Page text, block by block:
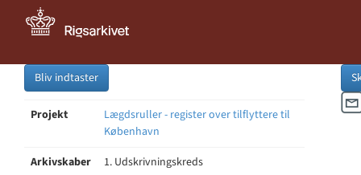
Bliv indtaster
Projekt
Lægdsruller - register over tilflyttere til
København
Arkivskaber
1. Udskrivningskreds